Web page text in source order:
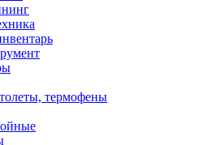
термофены